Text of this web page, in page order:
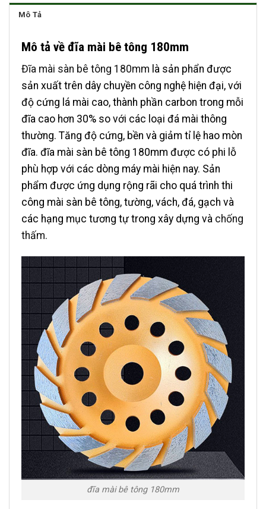
Mô Tả
Mô tả về đĩa mài bê tông 180mm
Đĩa mài sàn bê tông 180mm là sản phẩn được
sản xuất trên dây chuyền công nghệ hiện đại, với
độ cứng lá mài cao, thành phần carbon trong mỗi
đĩa cao hơn 30% so với các loại đá mài thông
thường. Tăng độ cứng, bền và giảm tỉ lệ hao mòn
đĩa. đĩa mài sàn bê tông 180mm được có phi lỗ
phù hợp với các dòng máy mài hiện nay. Sản
phẩm được ứng dụng rộng rãi cho quá trình thi
công mài sàn bê tông, tường, vách, đá, gạch và
các hạng mục tương tự trong xây dựng và chống
thấm.
đĩa mài bê tông 180mm